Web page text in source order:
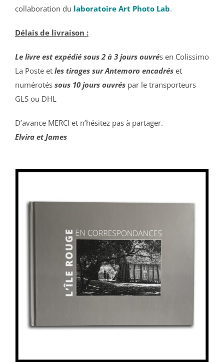
collaboration du laboratoire Art Photo Lab.
Délais de livraison :
Le livre est expédié sous 2 à 3 jours ouvrés en Colissimo
La Poste et les tirages sur Antemoro encadrés et
numérotés sous 10 jours ouvrés par le transporteurs
GLS ou DHL
D’avance MERCI et n’hésitez pas à partager.
Elvira et James